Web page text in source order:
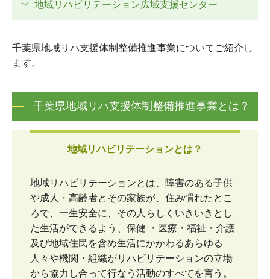
地域リハビリテーション広域支援センター
千葉県地域リハ支援体制整備推進事業についてご紹介し
ます。
千葉県地域リハ支援体制整備推進事業とは？
地域リハビリテーションとは？
地域リハビリテーションとは、障害のある子供
や成人・高齢者とその家族が、住み慣れたとこ
ろで、一生安全に、その人らしくいきいきとし
た生活ができるよう、保健 ・医療・福祉・介護
及び地域住民を含め生活にかかわるあらゆる
人々や機関・組織がリハビリテーションの立場
から協力し合って行なう活動のすべてを言う。